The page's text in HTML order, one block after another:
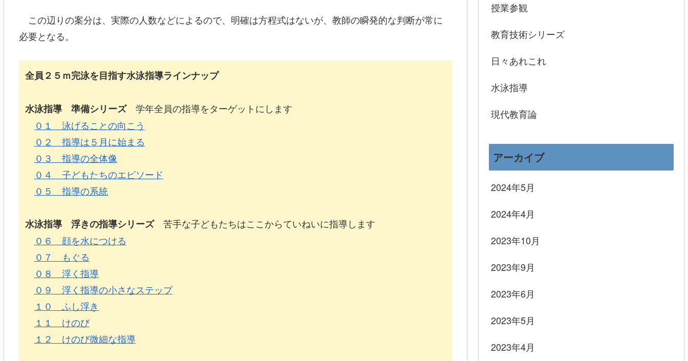
この辺りの案分は、実際の人数などによるので、明確は方程式はないが、教師の瞬発的な判断が常に
必要となる。
全員２５ｍ完泳を目指す水泳指導ラインナップ
水泳指導 準備シリーズ学年全員の指導をターゲットにします
０１ 泳げることの向こう
０２ 指導は５月に始まる
０３ 指導の全体像
０４ 子どもたちのエピソード
０５ 指導の系統
水泳指導 浮きの指導シリーズ苦手な子どもたちはここからていねいに指導します
０６ 顔を水につける
０７ もぐる
０８ 浮く指導
０９ 浮く指導の小さなステップ
１０ ふし浮き
１１ けのび
１２ けのび微細な指導
授業参観
教育技術シリーズ
日々あれこれ
水泳指導
現代教育論
アーカイブ
2024年5月
2024年4月
2023年10月
2023年9月
2023年6月
2023年5月
2023年4月